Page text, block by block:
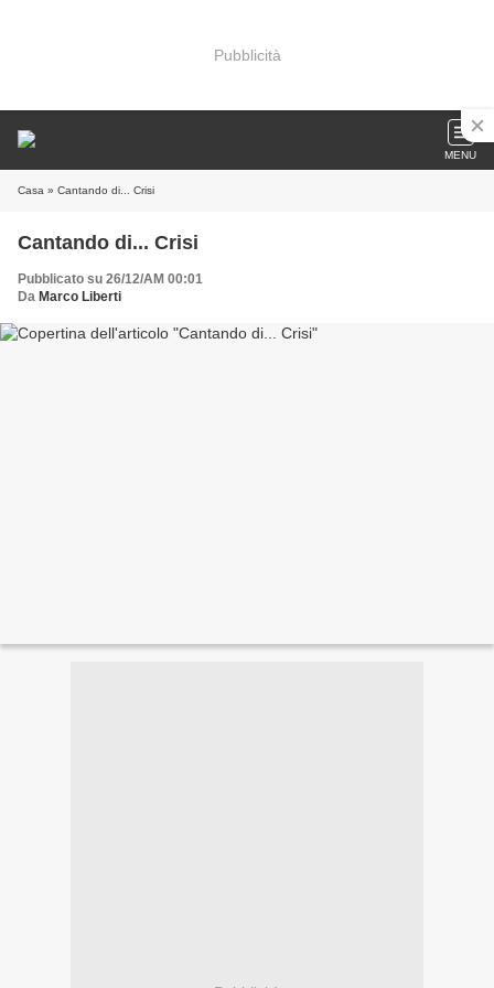
Pubblicità
MENU
Casa » Cantando di... Crisi
Cantando di... Crisi
Pubblicato su 26/12/AM 00:01
Da Marco Liberti